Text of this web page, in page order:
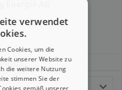
verwendet
Cookies, um die
unserer Website zu
die weitere Nutzung
stimmen Sie der
gemäß unserer